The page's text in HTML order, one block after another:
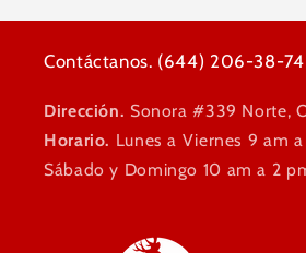
Contáctanos. (644) 206-38-74
Dirección. Sonora #339 Norte,
Horario. Lunes a Viernes 9 am
Sábado y Domingo 10 am a 2